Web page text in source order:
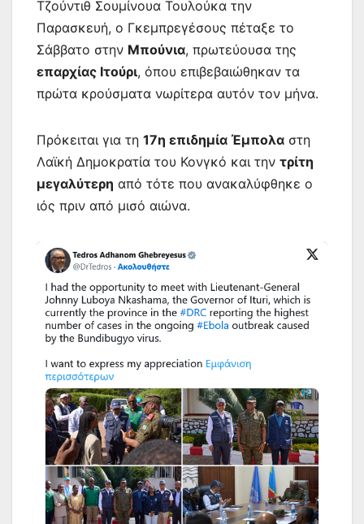
Τζούντιθ Σουμίνουα Τουλούκα την
Παρασκευή, ο Γκεμπρεγέσους πέταξε το
Σάββατο στην Μπούνια, πρωτεύουσα της
επαρχίας Ιτούρι, όπου επιβεβαιώθηκαν τα
πρώτα κρούσματα νωρίτερα αυτόν τον μήνα.
Πρόκειται για τη 17η επιδημία Έμπολα στη
Λαϊκή Δημοκρατία του Κονγκό και την τρίτη
μεγαλύτερη από τότε που ανακαλύφθηκε ο
ιός πριν από μισό αιώνα.